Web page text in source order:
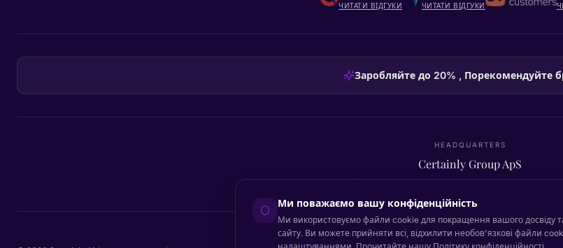
ЧИТАТИ ВІДГУКИ ЧИТАТИ ВІДГУКИ
Заробляйте до 20% , Порекомендуйте
HEADQUARTERS
Certainly Group ApS
C/O GRROW, Pilestræde 52A · 1112 København K ·
Повернутися до початку
Ми поважаємо вашу конфіденційність
Ми використовуємо файли cookie для покращення вашого досвіду
сайту. Ви можете прийняти всі, відхилити необов'язкові файли